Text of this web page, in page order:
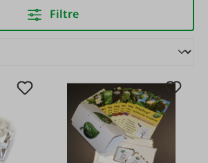
Filtre